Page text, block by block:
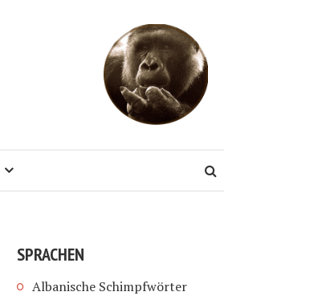
SPRACHEN
Albanische Schimpfwörter